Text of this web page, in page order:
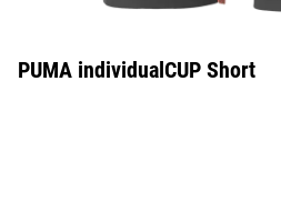
PUMA individualCUP Short